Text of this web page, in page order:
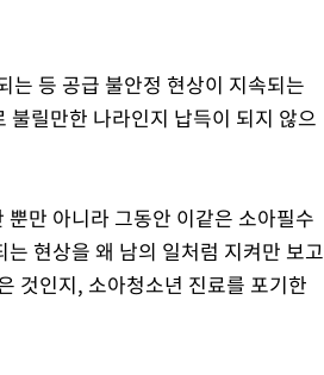
는 등 공급 불안정 현상이 지속되는
릴만한 나라인지 납득이 되지 않으
만 아니라 그동안 이같은 소아필수
현상을 왜 남의 일처럼 지켜만 보고
것인지, 소아청소년 진료를 포기한